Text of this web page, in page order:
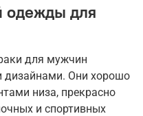
одежды для
для мужчин
дизайнами. Они хорошо
низа, прекрасно
и спортивных